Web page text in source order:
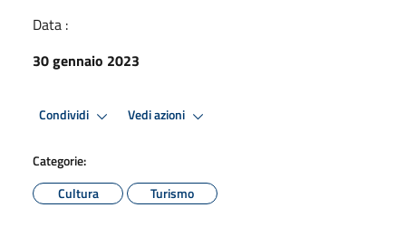
Data :
30 gennaio 2023
Condividi Vedi azioni
Categorie:
Cultura
Turismo